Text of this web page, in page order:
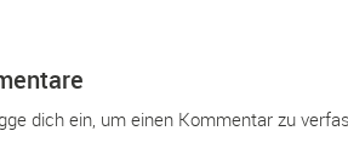
dich ein, um einen Kommentar zu